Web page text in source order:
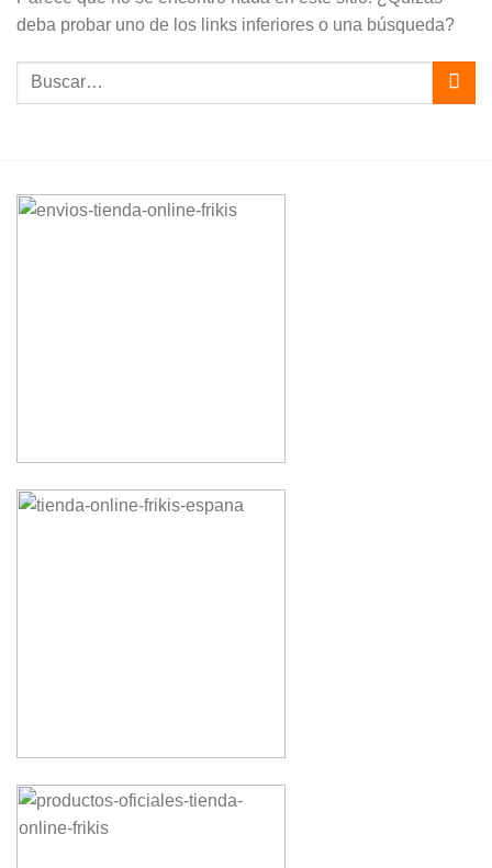
deba probar uno de los links inferiores o una búsqueda?